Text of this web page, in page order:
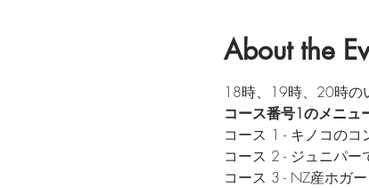
About the
18時、19時、20時の
コース番号1のメニュ
コース 1 - キノコのコ
コース 2 - ジュニパ
コース 3 - NZ産ホガ